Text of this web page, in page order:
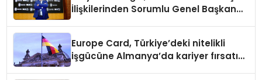
İlişkilerinden Sorumlu Genel Başkan
Europe Card, Türkiye’deki nitelikli
işgücüne Almanya’da kariyer fırsatı